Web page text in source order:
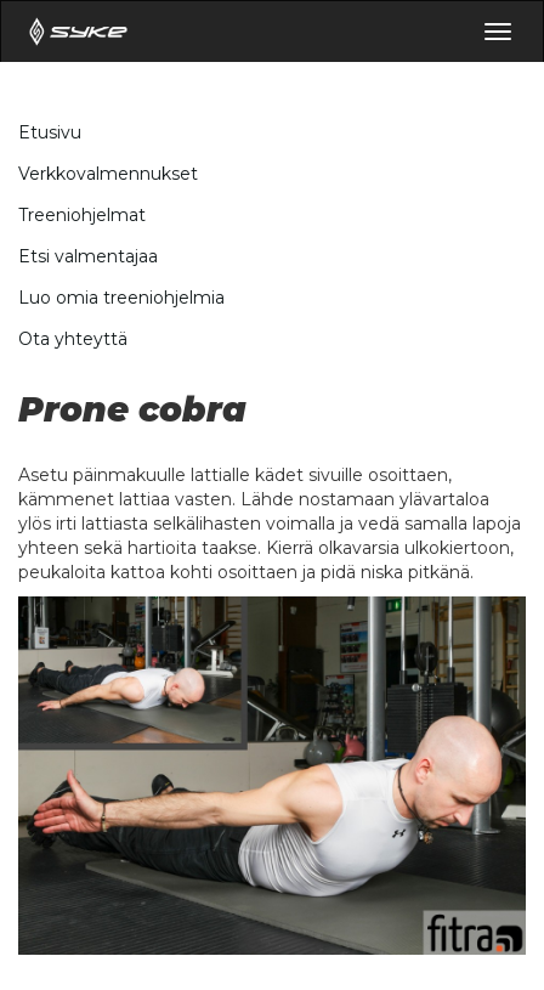
Etusivu
Verkkovalmennukset
Treeniohjelmat
Etsi valmentajaa
Luo omia treeniohjelmia
Ota yhteyttä
Prone cobra
Asetu päinmakuulle lattialle kädet sivuille osoittaen,
kämmenet lattiaa vasten. Lähde nostamaan ylävartaloa
ylös irti lattiasta selkälihasten voimalla ja vedä samalla lapoja
yhteen sekä hartioita taakse. Kierrä olkavarsia ulkokiertoon,
peukaloita kattoa kohti osoittaen ja pidä niska pitkänä.